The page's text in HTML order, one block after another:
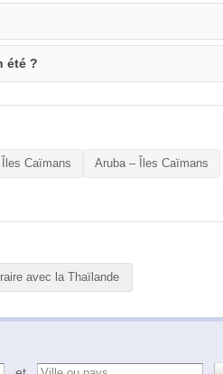
été ?
Caïmans Aruba – Îles Caïmans
avec la Thaïlande